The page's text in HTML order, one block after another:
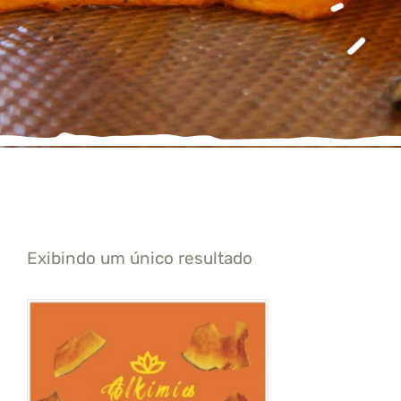
Exibindo um único resultado